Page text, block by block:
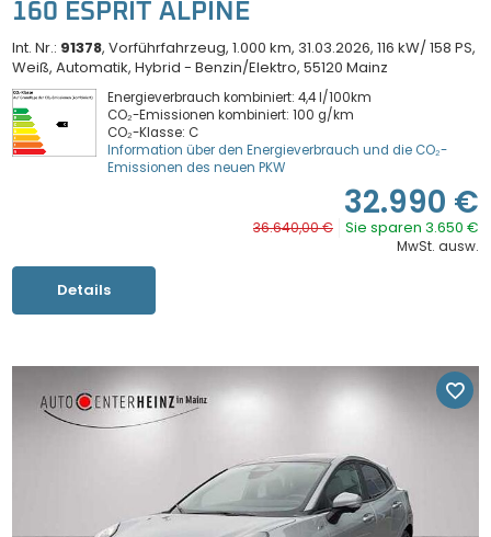
160 ESPRIT ALPINE
Int. Nr.: 91378 Vorführfahrzeug 1.000 km 31.03.2026 116 kW/ 158 PS
Weiß Automatik Hybrid - Benzin/Elektro 55120 Mainz
Energieverbrauch kombiniert: 4,4 l/100km
CO₂-Emissionen kombiniert: 100 g/km
CO₂-Klasse: C
Information über den Energieverbrauch und die CO₂-
Emissionen des neuen PKW
32.990 €
36.640,00 € Sie sparen 3.650 €
MwSt. ausw.
Details